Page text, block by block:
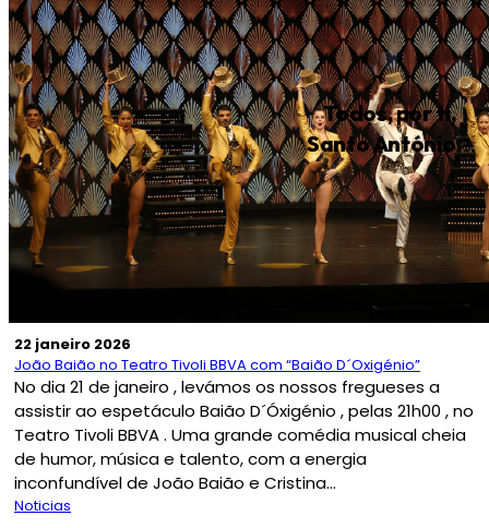
22 janeiro 2026
João Baião no Teatro Tivoli BBVA com “Baião D´Oxigénio”
No dia 21 de janeiro , levámos os nossos fregueses a
assistir ao espetáculo Baião D´Óxigénio , pelas 21h00 , no
Teatro Tivoli BBVA . Uma grande comédia musical cheia
de humor, música e talento, com a energia
inconfundível de João Baião e Cristina...
Noticias
Todos, por ti,
Santo António